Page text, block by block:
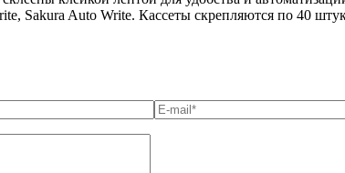
Sakura Auto Write. Кассеты скрепляются по 40